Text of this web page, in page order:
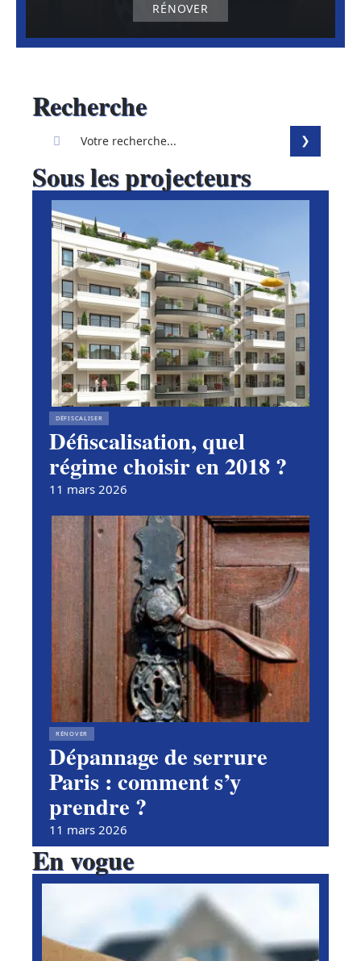
RÉNOVER
Recherche
Sous les projecteurs
DÉFISCALISER
Défiscalisation, quel
régime choisir en 2018 ?
11 mars 2026
RÉNOVER
Dépannage de serrure
Paris : comment s’y
prendre ?
11 mars 2026
En vogue